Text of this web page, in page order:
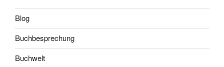
Blog
Buchbesprechung
Buchwelt